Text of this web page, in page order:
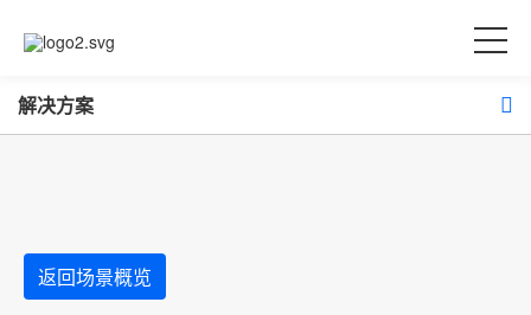
解决方案
返回场景概览